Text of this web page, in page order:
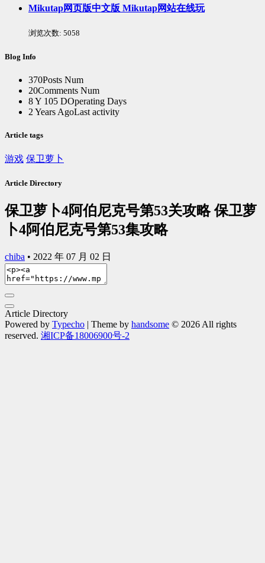
Mikutap网页版中文版 Mikutap网站在线玩
浏览次数: 5058
Blog Info
370Posts Num
20Comments Num
8 Y 105 DOperating Days
2 Years AgoLast activity
Article tags
游戏 保卫萝卜
Article Directory
保卫萝卜4阿伯尼克号第53关攻略 保卫萝
卜4阿伯尼克号第53集攻略
chiba • 2022 年 07 月 02 日
Article Directory
Powered by Typecho | Theme by handsome © 2026 All rights
reserved. 湘ICP备18006900号-2